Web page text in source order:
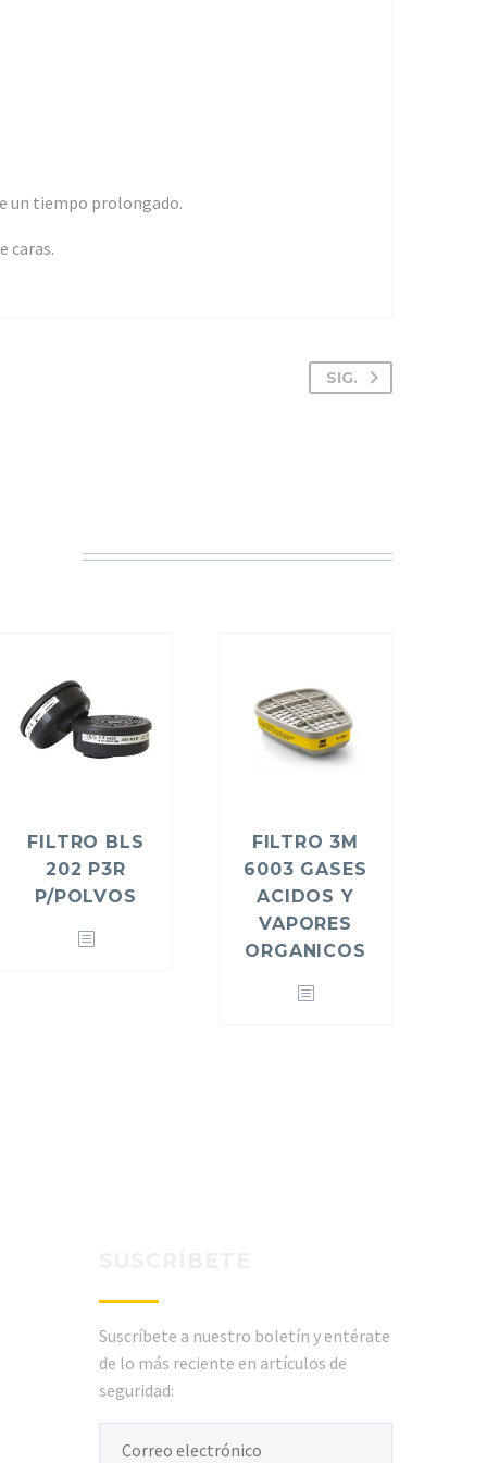
un tiempo prolongado.
caras.
SIG.
FILTRO BLS
202 P3R
P/POLVOS
FILTRO 3M
6003 GASES
ACIDOS Y
VAPORES
ORGANICOS
Suscríbete a nuestro boletín y entérate
de lo más reciente en artículos de
seguridad: